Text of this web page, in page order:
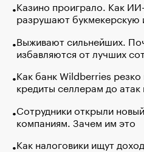
Казино проиграло. Как
разрушают букмекерскую
Выживают сильнейших.
избавляются от лучших
Как банк Wildberries резко
кредиты селлерам до атак
Сотрудники открыли
компаниям. Зачем им это
Как налоговики ищут